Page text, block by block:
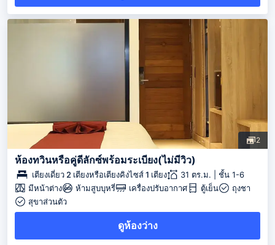
2
ห้องทวินหรือคู่ดีลักซ์พร้อมระเบียง(ไม่มีวิว)
เตียงเดี่ยว 2 เตียงหรือเตียงคิงไซส์ 1 เตียง
31 ตร.ม. | ชั้น 1-6
มีหน้าต่าง
ห้ามสูบบุหรี่ เครื่องปรับอากาศ ตู้เย็น
ถุงชา
สุขาส่วนตัว
ดูห้องว่าง